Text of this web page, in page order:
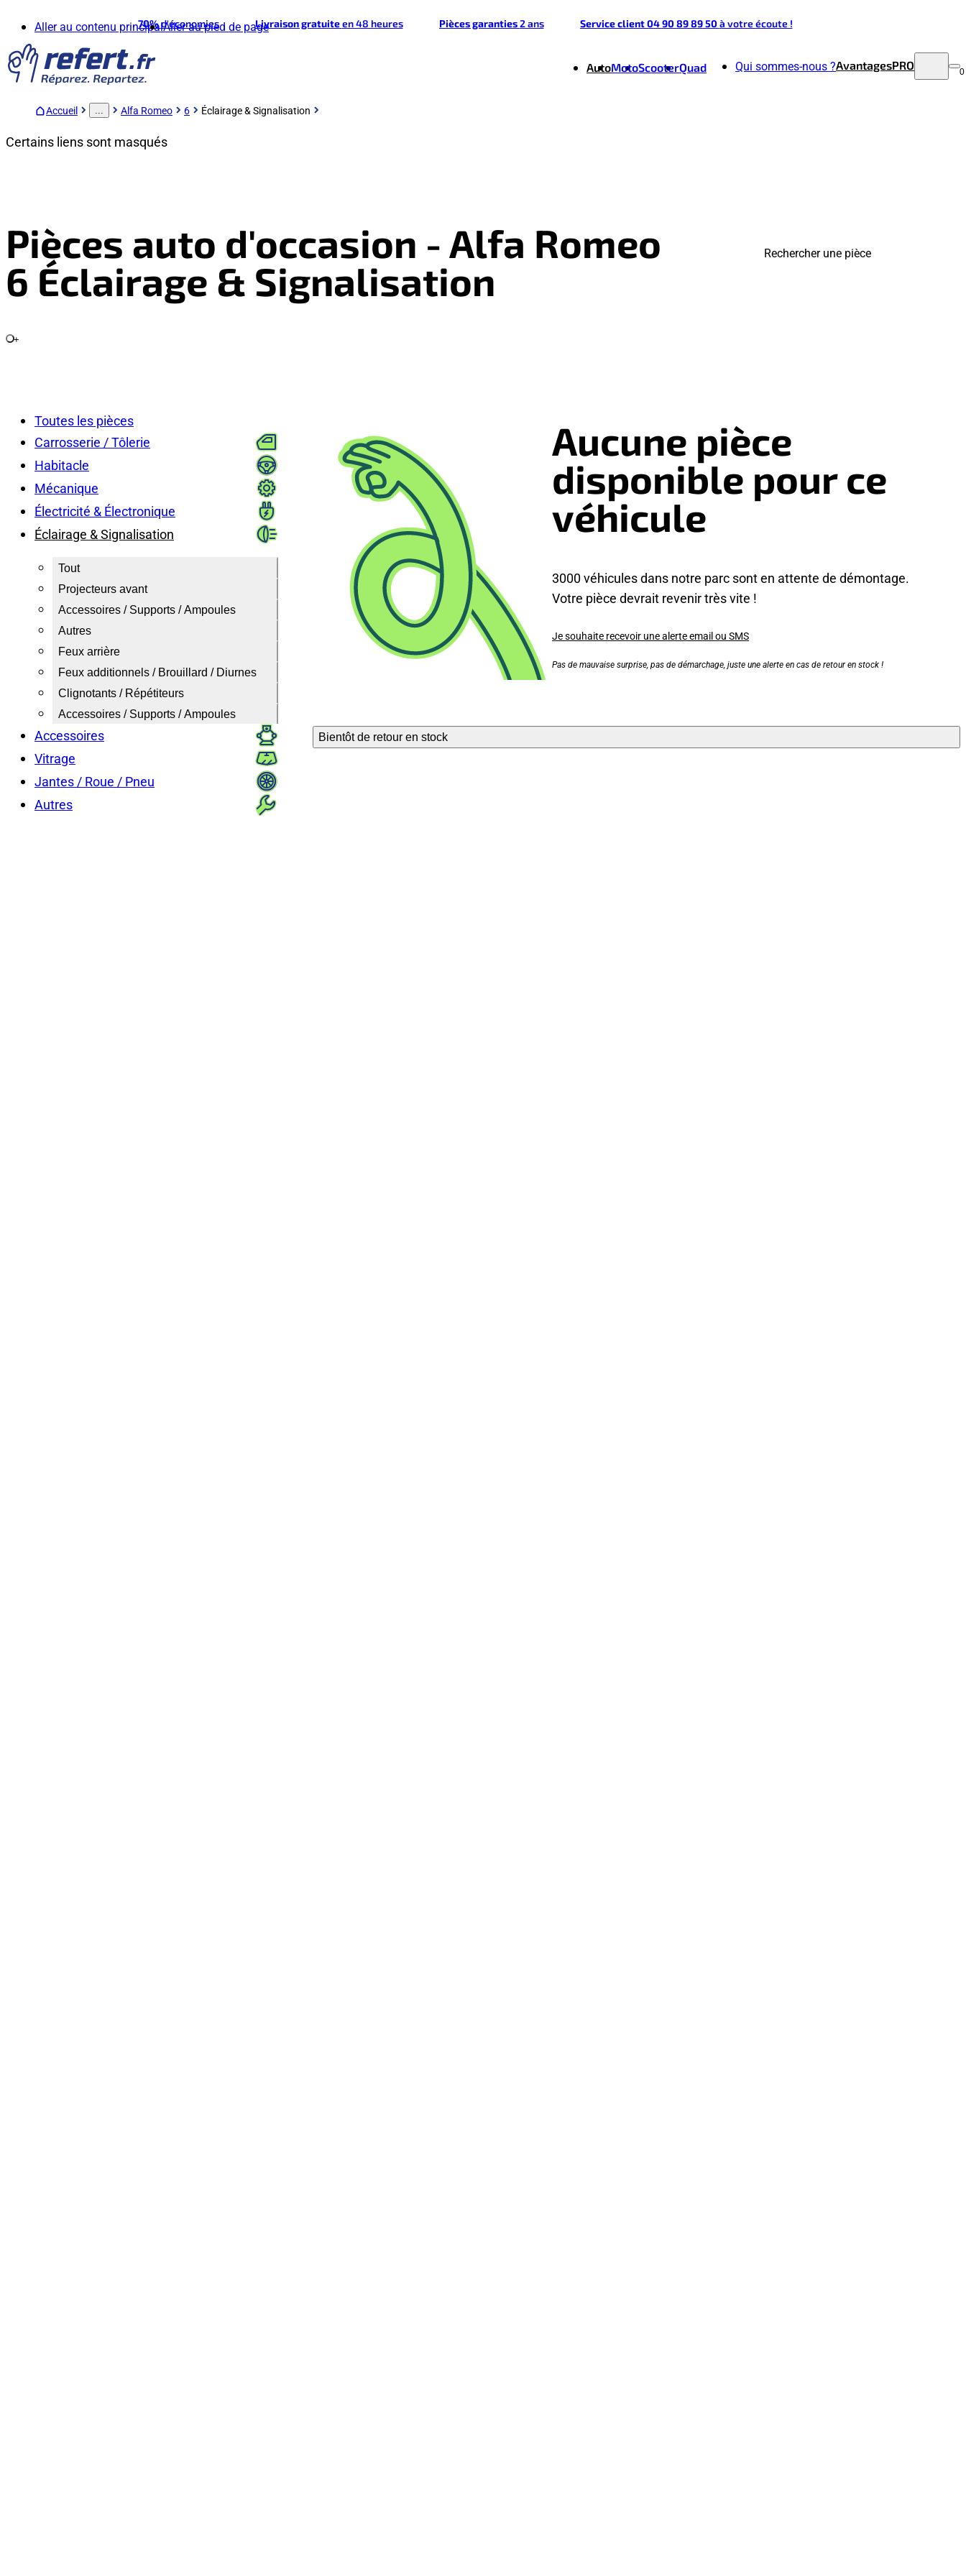
Aller au contenu principalAller au pied de page
70%d'économies Livraison gratuiteen 48 heures Pièces garanties2 ans Service client 04 90 89 89 50à votre écoute !
AutoMotoScooterQuad Qui sommes-nous ?AvantagesPRO 0
Accueil ... Alfa Romeo 6 Éclairage & Signalisation
Certains liens sont masqués
Pièces auto d'occasion - Alfa Romeo
6 Éclairage & Signalisation
+
Rechercher une pièce
Toutes les pièces
Carrosserie / Tôlerie
Habitacle
Mécanique
Électricité & Électronique
Éclairage & Signalisation
Tout
Projecteurs avant
Accessoires / Supports / Ampoules
Autres
Feux arrière
Feux additionnels / Brouillard / Diurnes
Clignotants / Répétiteurs
Accessoires / Supports / Ampoules
Accessoires
Vitrage
Jantes / Roue / Pneu
Autres
Aucune pièce
disponible pour ce
véhicule
3000 véhicules dans notre parc sont en attente de démontage.
Votre pièce devrait revenir très vite !
Je souhaite recevoir une alerte email ou SMS
Pas de mauvaise surprise, pas de démarchage, juste une alerte en cas de retour en stock !
Bientôt de retour en stock